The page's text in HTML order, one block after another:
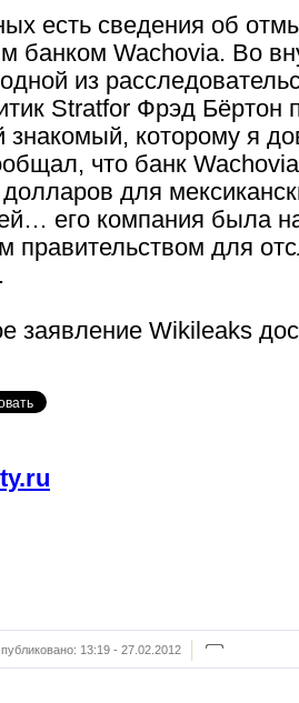
есть сведения об
банком Wachovia. Во
из
Stratfor Фрэд Бёртон
знакомый, которому я
что банк
для
его компания была
правительством для
заявление Wikileaks
13:19 - 27.02.2012